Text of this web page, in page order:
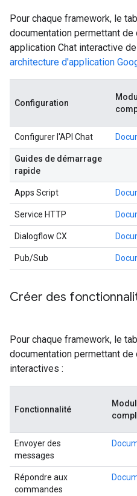
Pour chaque framework, le
documentation permettant
application Chat interactive
architecture d'application
Configuration
Configurer l'API Chat
Guides de démarrage
rapide
Apps Script
Service HTTP
Dialogflow CX
Pub/Sub
Créer des
Pour chaque framework, le
documentation permettant
interactives :
Fonctionnalité
Envoyer des
messages
Répondre aux
commandes